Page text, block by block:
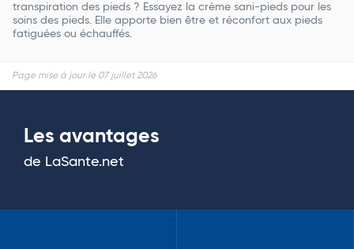
transpiration des pieds ? Essayez la crème sani-pieds pour les
soins des pieds. Elle apporte bien être et réconfort aux pieds
fatiguées ou échauffés.
Page mise à jour le 07 juillet 2026
Les avantages
de LaSante.net